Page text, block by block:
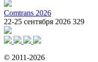
Comtrans 2026
22-25 сентября 2026 329
© 2011-2026